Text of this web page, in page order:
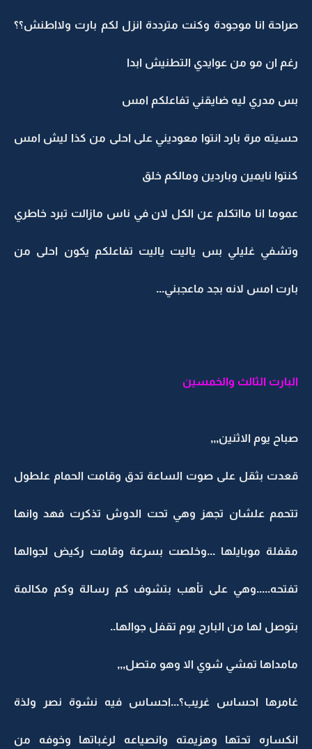
صراحة انا موجودة وكنت مترددة انزل لكم بارت ولااطنش؟؟
رغم ان مو من عوايدي التطنيش ابدا
بس مدري ليه ضايقني تفاعلكم امس
حسيته مرة بارد انتوا معوديني على احلى من كذا ليش امس
كنتوا نايمين وباردين ومالكم خلق
عموما انا مااتكلم عن الكل لان في ناس مازالت تبرد خاطري
وتشفي غليلي بس ياليت ياليت تفاعلكم يكون احلى من
بارت امس لانه بجد ماعجبني...
البارت الثالث والخمسين
صباح يوم الاثنين,,,
قعدت بثقل على صوت الساعة تدق وقامت الحمام علطول
تتحمم علشان تجهز وهي تحت الدوش تذكرت فهد وانها
مقفلة موبايلها ...وخلصت بسرعة وقامت ركيض لجوالها
تفتحه.....وهي على تاْهب بتشوف كم رسالة وكم مكالمة
بتوصل لها من البارح يوم تقفل جوالها..
مامداها تمشي شوي الا وهو متصل,,,
غامرها احساس غريب؟...احساس فيه نشوة نصر ولذة
انكساره تحتها وهزيمته وانصياعه لرغباتها وخوفه من